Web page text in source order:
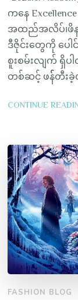
ကနေ
အထည်အလိပ်၊ဖိနပ်
ဒီဇိုင်းတွေကို ပေ
စူးစမ်းလျက် ရှိပ
တစ်ဆင့် ဖန််တီးခဲ့တဲ့
CONTINUE
FASHION BLOG